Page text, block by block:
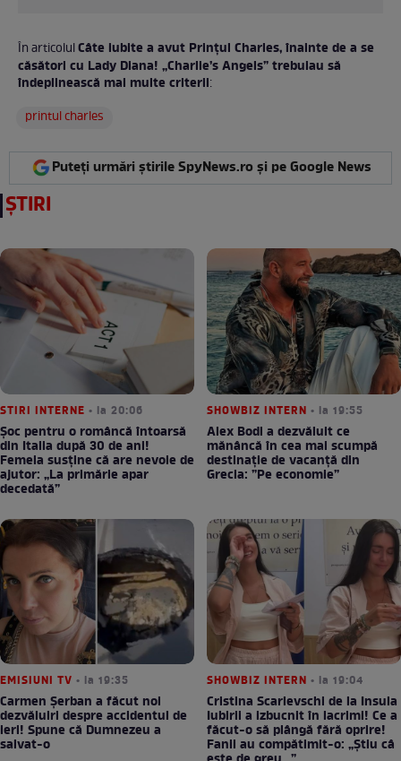
În articolulCâte iubite a avut Prințul Charles, înainte de a se
căsători cu Lady Diana! „Charlie’s Angels” trebuiau să
îndeplinească mai multe criterii:
printul charles
Puteți urmări știrile SpyNews.ro și pe Google News
ȘTIRI
STIRI INTERNE • la 20:06
Șoc pentru o româncă întoarsă
din Italia după 30 de ani!
Femeia susține că are nevoie de
ajutor: „La primărie apar
decedată”
SHOWBIZ INTERN • la 19:55
Alex Bodi a dezvăluit ce
mănâncă în cea mai scumpă
destinație de vacanță din
Grecia: ”Pe economie”
EMISIUNI TV • la 19:35
Carmen Șerban a făcut noi
dezvăluiri despre accidentul de
ieri! Spune că Dumnezeu a
salvat-o
SHOWBIZ INTERN • la 19:04
Cristina Scarlevschi de la Insula
Iubirii a izbucnit în lacrimi! Ce a
făcut-o să plângă fără oprire!
Fanii au compătimit-o: „Știu câ